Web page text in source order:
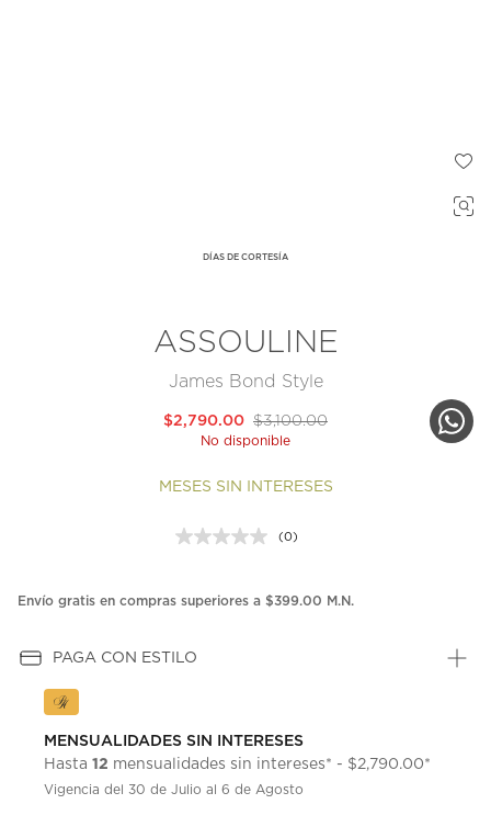
DÍAS DE CORTESÍA
ASSOULINE
James Bond Style
$3,100.00
$2,790.00
No disponible
MESES SIN INTERESES
Sin
en
(0)
Envío gratis en compras superiores a $399.00 M.N.
PAGA CON ESTILO
MENSUALIDADES SIN INTERESES
Hasta 12 mensualidades sin intereses* - $2,790.00*
Vigencia del 30 de Julio al 6 de Agosto